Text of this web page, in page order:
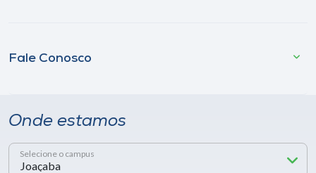
Fale Conosco
Onde estamos
Selecione o campus